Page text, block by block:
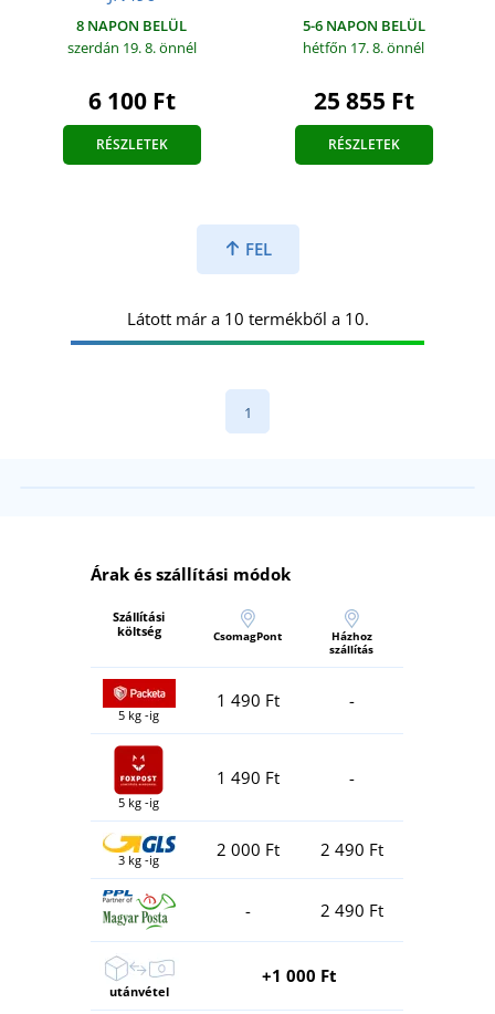
8 NAPON BELÜL
szerdán 19. 8.önnél
6 100 Ft
RÉSZLETEK
5-6 NAPON BELÜL
hétfőn 17. 8.önnél
25 855 Ft
RÉSZLETEK
FEL
Látott már a 10 termékből a 10.
1
Árak és szállítási módok
Szállítási
költség
CsomagPont
Házhoz
szállítás
5 kg -ig
1 490 Ft -
5 kg -ig
1 490 Ft -
3 kg -ig 2 000 Ft 2 490 Ft
- 2 490 Ft
utánvétel
+1 000 Ft